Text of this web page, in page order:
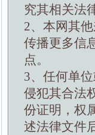
究其相关法
2、本网其
传播更多信
点。
3、任何单
侵犯其合法
份证明，权
述法律文件